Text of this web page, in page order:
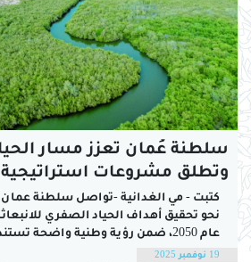
سلطنة عُمان تعزز مسار
وتطلق مشروعات استراتيجية
المتجددة والهيدروجين
كتبت - مي الغدانية -تواصل سلطنة
نحو تحقيق أهداف الحياد الصفري
عام 2050، ضمن رؤية وطنية واضحة
وتكامل بين القطاعات الاقتصادية،
19 نوفمبر 2025